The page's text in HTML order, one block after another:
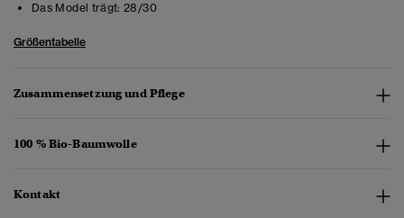
Das Model trägt: 28/30
Größentabelle
Zusammensetzung und Pflege
100 % Bio-Baumwolle
Kontakt